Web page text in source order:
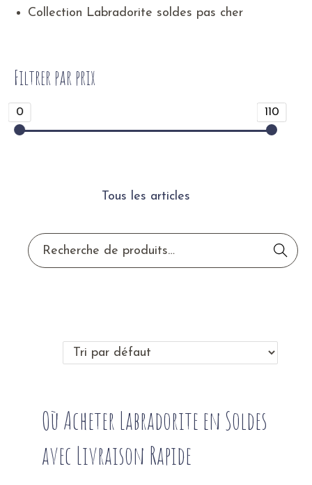
Collection Labradorite soldes pas cher
Filtrer par prix
0 110
Tous les articles
Reche
rche
Où Acheter Labradorite en Soldes
avec Livraison Rapide